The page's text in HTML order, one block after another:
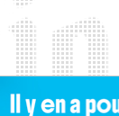
Bannière